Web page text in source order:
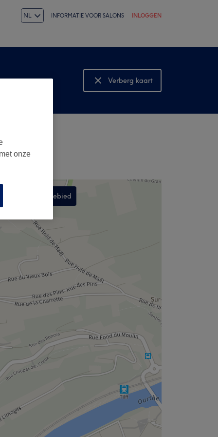
NL INFORMATIE VOOR SALONS INLOGGEN
Verberg kaart
Bekijk kaart
Zoek in dit gebied
onze